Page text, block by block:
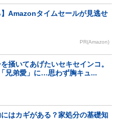
】Amazonタイムセールが見逃せ
PR(Amazon)
掻いてあげたいセキセインコ。
兄弟愛」に…思わず胸キュ...
はカギがある？家処分の基礎知